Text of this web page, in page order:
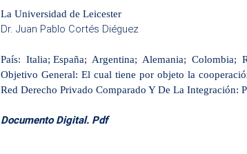
La Universidad de Leicester
Dr. Juan Pablo Cortés Diéguez
País: Italia; España; Argentina; Alemania; Colombia;
Objetivo General: El cual tiene por objeto la
Red Derecho Privado Comparado Y De La Integración:
Documento Digital. Pdf